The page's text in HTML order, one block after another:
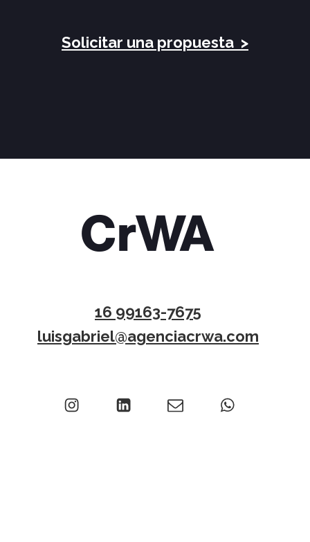
Solicitar una propuesta >
16 99163-7675
luisgabriel@agenciacrwa.com